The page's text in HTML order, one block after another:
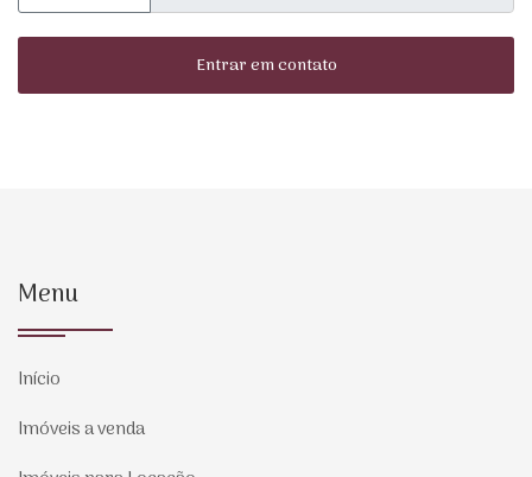
Entrar em contato
Menu
Início
Imóveis a venda